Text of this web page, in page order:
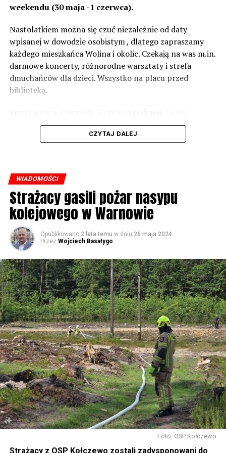
– Jeżeli wyjdzie na to, że są przekroczone normy, to
zabezpieczeń. Dopóki nie będzie tych przekroczonych
norm dopuszczalnego hałasu, no to nie możemy nic
zrobić. Tam są odpowiednie normy – 61 i 56 decybeli –
zaznacza.
Foto: Wojciech Basałygo
weekendu (30 maja -1 czerwca).
Nastolatkiem można się czuć niezależnie od daty
wpisanej w dowodzie osobistym , dlatego zapraszamy
każdego mieszkańca Wolina i okolic. Czekają na was m.in.
darmowe koncerty, różnorodne warsztaty i strefa
dmuchańców dla dzieci. Wszystko na placu przed
biblioteką.
występami zespołów „Yellow” i „Specyficzni”.
W piątek koncerty będą odbywały się już od rana, jednak
w sposób szczególny zachęcamy do udziału w
warsztatach, które rozpoczną się o 14.30 w namiotach
rozstawionych przed biblioteką. Będziecie mogli m.in.
pofilcować, nauczyć się makramowych splotów, napisać
dyktando, wziąć udział w warsztatach fotograficznych i
ekologicznych, namalować obraz, zrobić grafitti czy
stworzyć pachnącą sojową świeczkę.
Gwiazdą wieczoru będzie Magda Anioł, której koncert
CZYTAJ DALEJ
WIADOMOŚCI
Strażacy gasili pożar nasypu
kolejowego w Warnowie
Opublikowano 2 lata temu w dniu 26 maja 2024
Przez Wojciech Basałygo
Foto: OSP Kołczewo
Strażacy z OSP Kołczewo zostali zadysponowani do